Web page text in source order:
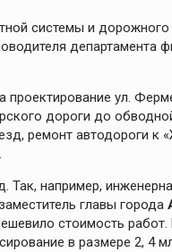
системы и дорожного
департамента
проектирование ул.
дороги до
ремонт автодороги к
Так, например,
главы города
стоимость
в размере 2, 4